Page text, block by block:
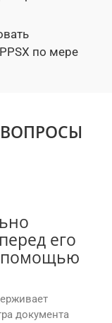
по мере
его
помощью
документа